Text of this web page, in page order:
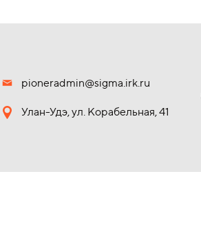
pioneradmin@sigma.irk.ru
Улан-Удэ, ул. Корабельная, 41